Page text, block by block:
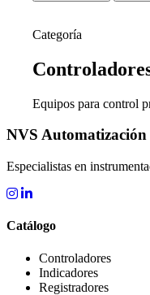
Categoría
Equipos para control
NVS
Especialistas en
Catálogo
Controladores
Indicadores
Registradores